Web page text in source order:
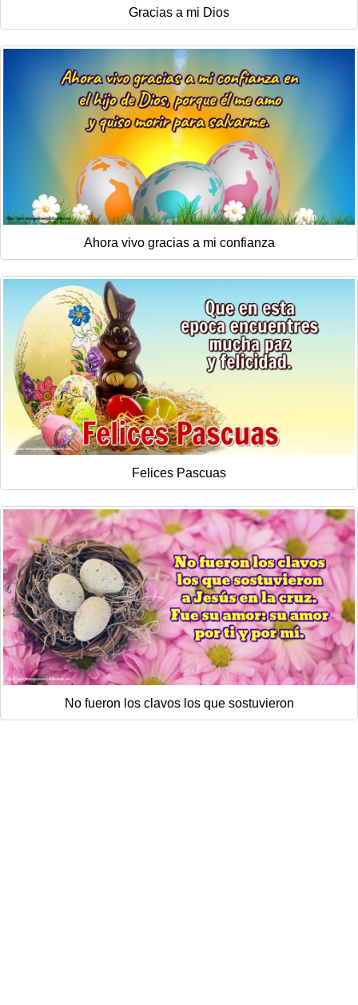
Gracias a mi Dios
Ahora vivo gracias a mi confianza
Felices Pascuas
No fueron los clavos los que sostuvieron